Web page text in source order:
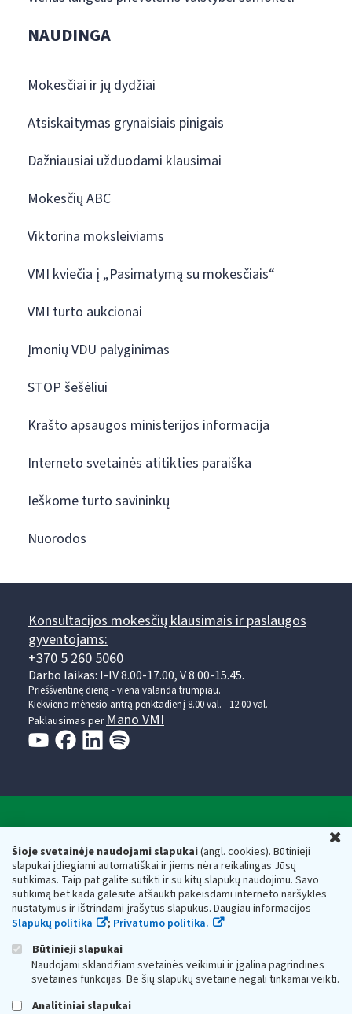
Šioje svetainėje naudojami slapukai(angl. cookies). Būtinieji
slapukai įdiegiami automatiškai ir jiems nėra reikalingas Jūsų
sutikimas. Taip pat galite sutikti ir su kitų slapukų naudojimu. Savo
sutikimą bet kada galėsite atšaukti pakeisdami interneto naršyklės
nustatymus ir ištrindami įrašytus slapukus. Daugiau informacijos
Slapukų politika
; Privatumo politika.
Būtinieji slapukai
Naudojami sklandžiam svetainės veikimui ir įgalina pagrindines
svetainės funkcijas. Be šių slapukų svetainė negali tinkamai veikti.
Analitiniai slapukai
NAUDINGA
Mokesčiai ir jų dydžiai
Atsiskaitymas grynaisiais pinigais
Dažniausiai užduodami klausimai
Mokesčių ABC
Viktorina moksleiviams
VMI kviečia į „Pasimatymą su mokesčiais“
VMI turto aukcionai
Įmonių VDU palyginimas
STOP šešėliui
Krašto apsaugos ministerijos informacija
Interneto svetainės atitikties paraiška
Ieškome turto savininkų
Nuorodos
Konsultacijos mokesčių klausimais ir paslaugos
gyventojams:
+370 5 260 5060
Darbo laikas: I-IV 8.00-17.00, V 8.00-15.45.
Prieššventinę dieną - viena valanda trumpiau.
Kiekvieno mėnesio antrą penktadienį 8.00 val. - 12.00 val.
Paklausimas perMano VMI
Valstybinė mokesčių inspekcija prie Lietuvos
Respublikos finansų ministerijos
Biudžetinė įstaiga. Juridinio asmens kodas — 188659752,
adresas: Vasario 16-osios g. 14, 01107 Vilnius, Lietuva, el.paštas:
vmi@vmi.lt , E. pristatymo dėžutės adresas 188659752
Duomenys apie Valstybinę mokesčių inspekciją prie Lietuvos
Respublikos finansų ministerijos kaupiami ir saugomi Juridinių